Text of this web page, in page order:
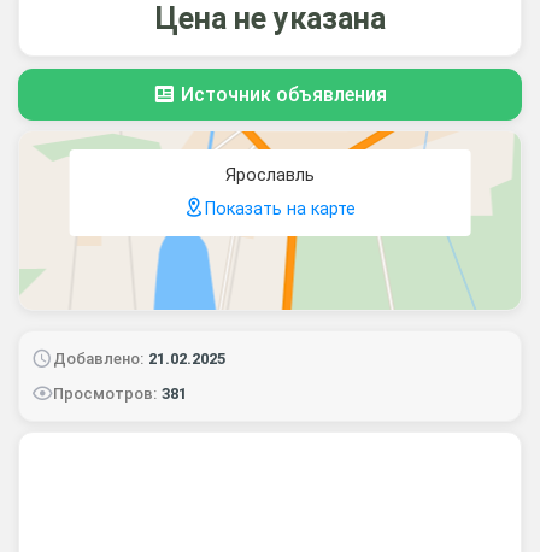
Цена не указана
Источник объявления
Ярославль
Показать на карте
Добавлено: 21.02.2025
Просмотров: 381